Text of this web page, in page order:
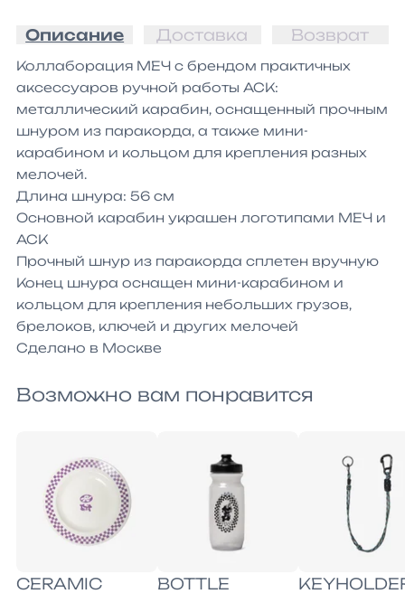
Описание Доставка Возврат
Коллаборация МЕЧ с брендом практичных
аксессуаров ручной работы АСК:
металлический карабин, оснащенный прочным
шнуром из паракорда, а также мини-
карабином и кольцом для крепления разных
мелочей.
Длина шнура: 56 см
Основной карабин украшен логотипами МЕЧ и
АСК
Прочный шнур из паракорда сплетен вручную
Конец шнура оснащен мини-карабином и
кольцом для крепления небольших грузов,
брелоков, ключей и других мелочей
Сделано в Москве
Возможно вам понравится
CERAMIC
BOTTLE